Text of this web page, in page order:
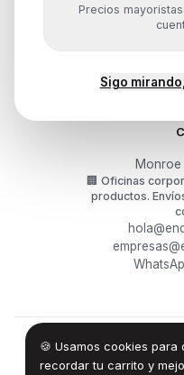
Precios
Sigo
🍪 Usamos cookies
recordar tu carrito y
¿Cómo
🏢 Oficinas
productos.
© 2026Endurances
Términos·